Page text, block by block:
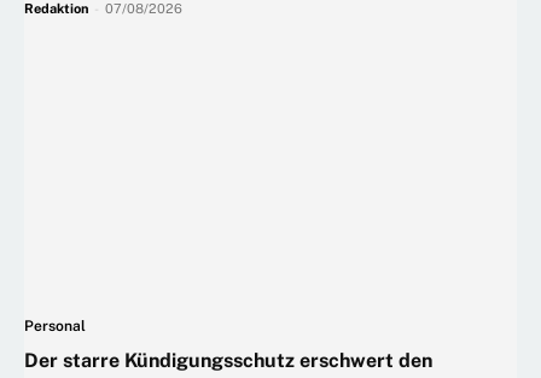
Redaktion 07/08/2026
Personal
Der starre Kündigungsschutz erschwert den